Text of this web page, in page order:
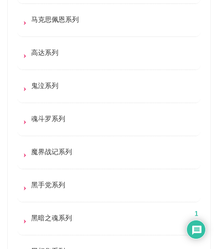
马克思佩恩系列
高达系列
鬼泣系列
魂斗罗系列
魔界战记系列
黑手党系列
黑暗之魂系列 1